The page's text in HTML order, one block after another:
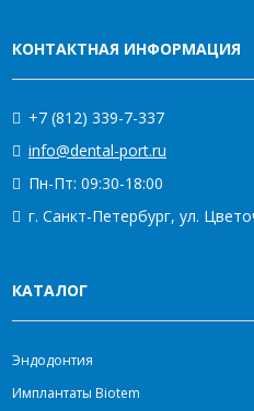
КОНТАКТНАЯ ИНФОРМАЦИЯ
+7 (812) 339-7-337
info@dental-port.ru
Пн-Пт: 09:30-18:00
г. Санкт-Петербург, ул.
КАТАЛОГ
Эндодонтия
Имплантаты Biotem